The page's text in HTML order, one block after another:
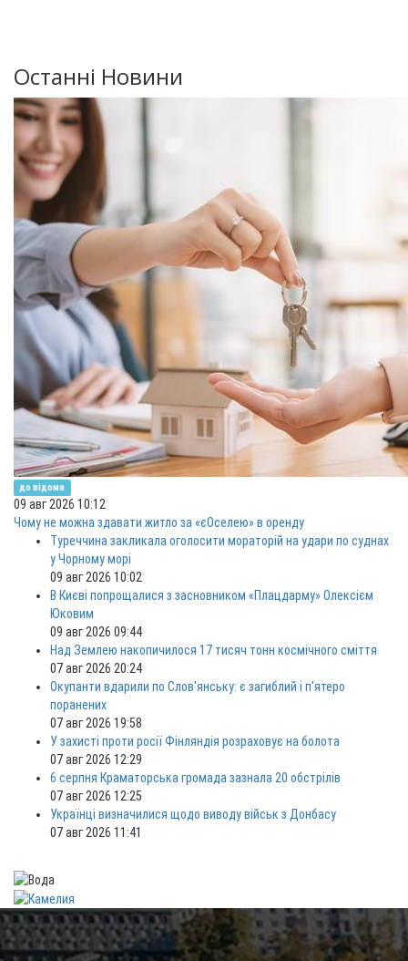
Останні Новини
до відома
09 авг 2026 10:12
Чому не можна здавати житло за «єОселею» в оренду
Туреччина закликала оголосити мораторій на удари по суднах
у Чорному морі
09 авг 2026 10:02
В Києві попрощалися з засновником «Плацдарму» Олексієм
Юковим
09 авг 2026 09:44
Над Землею накопичилося 17 тисяч тонн космічного сміття
07 авг 2026 20:24
Окупанти вдарили по Слов'янську: є загиблий і п'ятеро
поранених
07 авг 2026 19:58
У захисті проти росії Фінляндія розраховує на болота
07 авг 2026 12:29
6 серпня Краматорська громада зазнала 20 обстрілів
07 авг 2026 12:25
Українці визначилися щодо виводу військ з Донбасу
07 авг 2026 11:41